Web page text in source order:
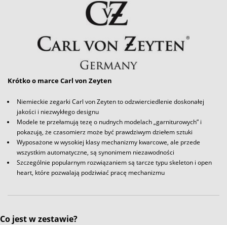
Krótko o marce Carl von Zeyten
Niemieckie zegarki Carl von Zeyten to odzwierciedlenie doskonałej
jakości i niezwykłego designu
Modele te przełamują tezę o nudnych modelach „garniturowych” i
pokazują, że czasomierz może być prawdziwym dziełem sztuki
Wyposażone w wysokiej klasy mechanizmy kwarcowe, ale przede
wszystkim automatyczne, są synonimem niezawodności
Szczególnie popularnym rozwiązaniem są tarcze typu skeleton i open
heart, które pozwalają podziwiać pracę mechanizmu
Co jest w zestawie?